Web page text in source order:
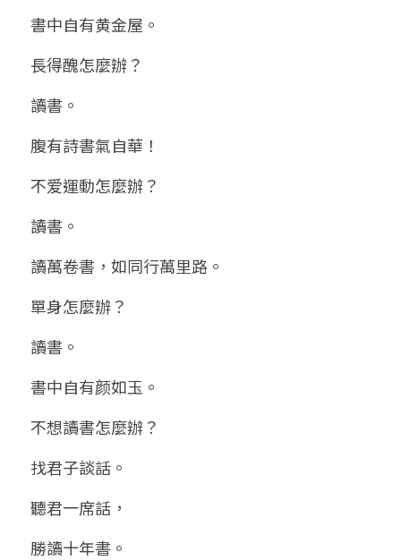
書中自有黄金屋。
長得醜怎麼辦？
讀書。
腹有詩書氣自華！
不爱運動怎麼辦？
讀書。
讀萬卷書，如同行萬里路。
單身怎麼辦？
讀書。
書中自有颜如玉。
不想讀書怎麼辦？
找君子談話。
聽君一席話，
勝讀十年書。